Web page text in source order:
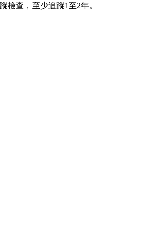
檢查，至少追蹤1至2年。